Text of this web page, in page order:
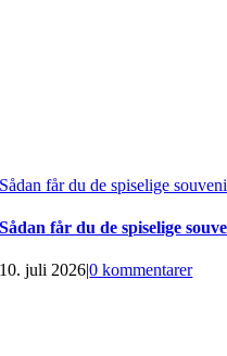
Sådan får du de spiselige
Sådan får du de spiselige
10. juli 2026|0 kommentarer